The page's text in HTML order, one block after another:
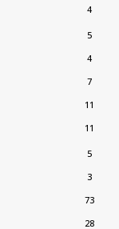
4
5
4
7
11
11
5
3
73
28